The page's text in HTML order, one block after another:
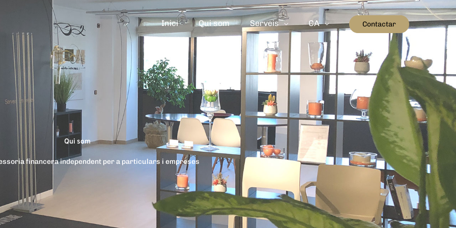
Inici Qui som Serveis CA Contactar
Qui som
financera independent per a particulars i empreses